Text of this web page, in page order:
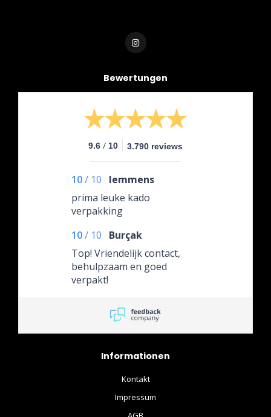
Bewertungen
9.6 / 10 3.790 reviews
10/ 10
lemmens
prima leuke kado
verpakking
10/ 10
Burçak
Top! Vriendelijk contact,
behulpzaam en goed
verpakt!
Informationen
Kontakt
Impressum